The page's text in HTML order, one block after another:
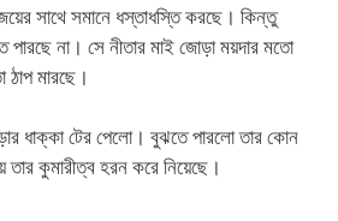
সাথে সমানে ধস্তাধস্তি করছে। কিন্তু
পারছে না। সে নীতার মাই জোড়া ময়দার মতো
ঠাপ মারছে।
ধাক্কা টের পেলো। বুঝতে পারলো তার কোন
তার কুমারীত্ব হরন করে নিয়েছে।